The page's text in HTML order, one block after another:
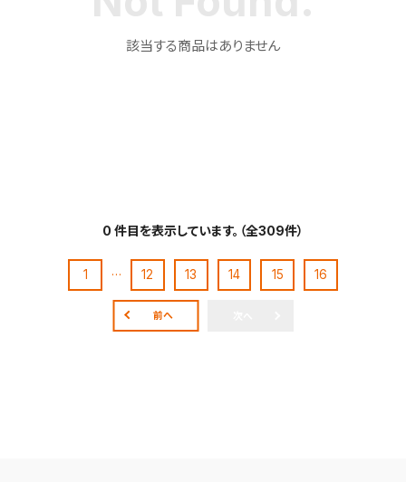
該当する商品はありません
この検索条件をマイページ内「保存検索条件一覧」に
よく探す商品を、毎回条件指定することなく簡単に開
くことができます。
0 件目を表示しています。（全309件）
前へ
1 … 12 13 14 15 16